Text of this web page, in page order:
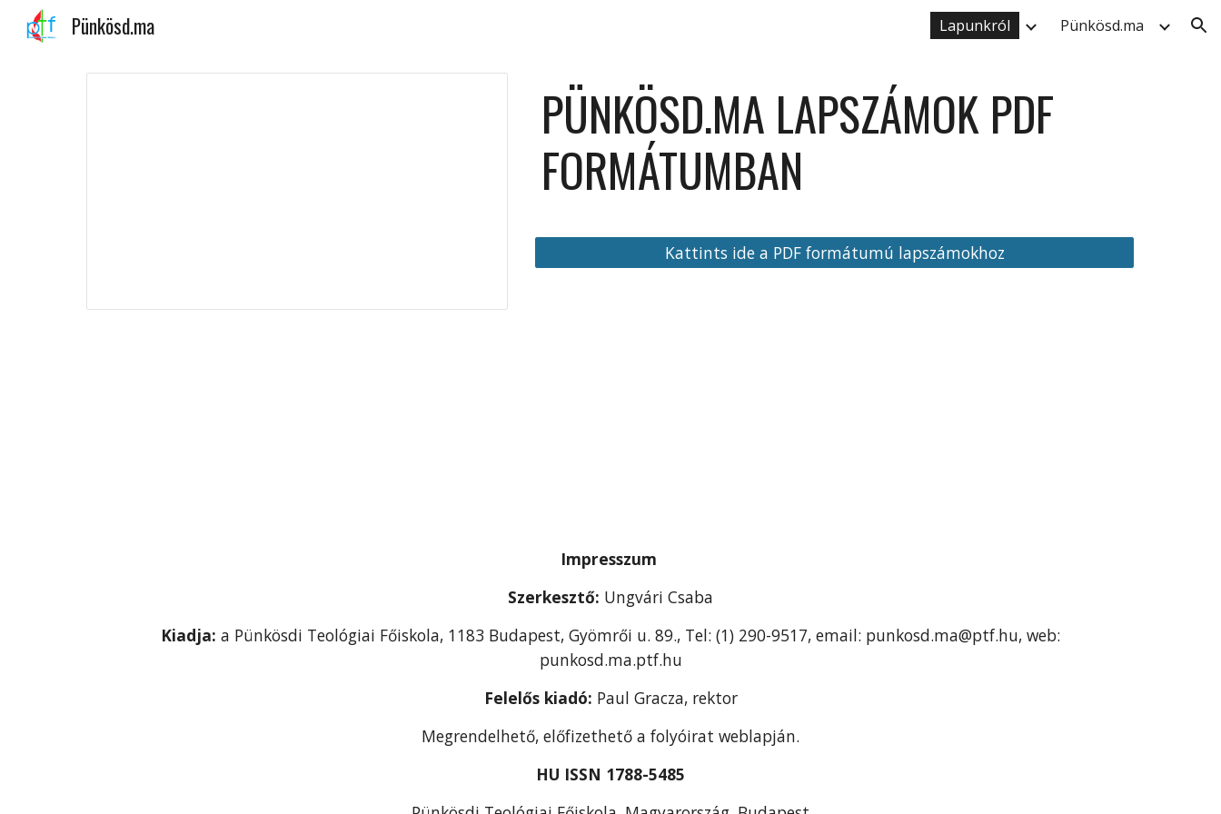
Pünkösd.ma Lapunkról Pünkösd.ma
PÜNKÖSD.MA LAPSZÁMOK PDF
FORMÁTUMBAN
Kattints ide a PDF formátumú lapszámokhoz
Impresszum
Szerkesztő: Ungvári Csaba
Kiadja: a Pünkösdi Teológiai Főiskola, 1183 Budapest, Gyömrői u. 89., Tel: (1) 290-9517, email: punkosd.ma@ptf.hu, web:
punkosd.ma.ptf.hu
Felelős kiadó: Paul Gracza, rektor
Megrendelhető, előfizethető a folyóirat weblapján.
HU ISSN 1788-5485